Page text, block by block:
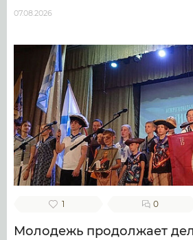
07.08.2026
1 0
Молодежь продолжает